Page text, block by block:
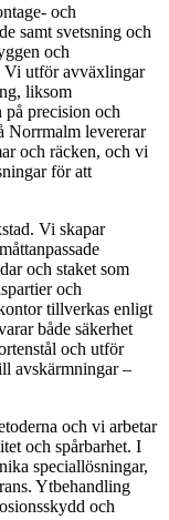
och
samt svetsning och
och
Vi utför avväxlingar
liksom
precision och
Norrmalm levererar
och räcken, och vi
för att
Vi skapar
och staket som
och
tillverkas enligt
både säkerhet
och utför
avskärmningar –
och vi arbetar
och spårbarhet. I
speciallösningar,
Ytbehandling
och